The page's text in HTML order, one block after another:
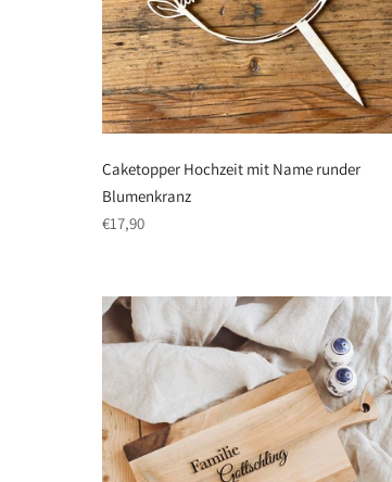
Caketopper Hochzeit mit Name runder
Blumenkranz
regulärer
€17,90